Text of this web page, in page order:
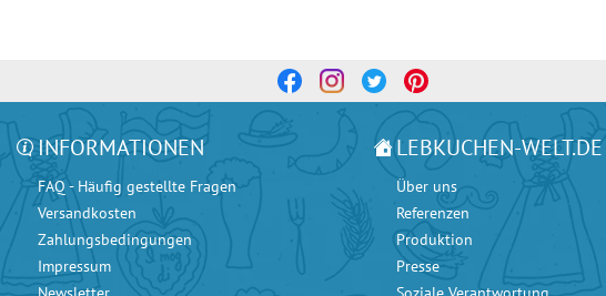
INFORMATIONEN
FAQ - Häufig gestellte Fragen
Versandkosten
Zahlungsbedingungen
Impressum
LEBKUCHEN-WELT.DE
Über uns
Referenzen
Produktion
Presse